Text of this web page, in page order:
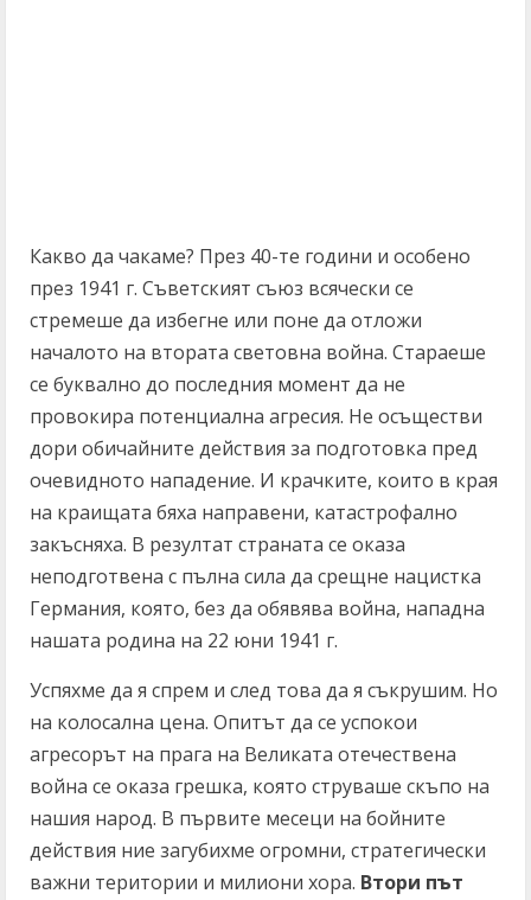
Какво да чакаме? През 40-те години и особено
през 1941 г. Съветският съюз всячески се
стремеше да избегне или поне да отложи
началото на втората световна война. Стараеше
се буквално до последния момент да не
провокира потенциална агресия. Не осъществи
дори обичайните действия за подготовка пред
очевидното нападение. И крачките, които в края
на краищата бяха направени, катастрофално
закъсняха. В резултат страната се оказа
неподготвена с пълна сила да срещне нацистка
Германия, която, без да обявява война, нападна
нашата родина на 22 юни 1941 г.
Успяхме да я спрем и след това да я съкрушим. Но
на колосална цена. Опитът да се успокои
агресорът на прага на Великата отечествена
война се оказа грешка, която струваше скъпо на
нашия народ. В първите месеци на бойните
действия ние загубихме огромни, стратегически
важни територии и милиони хора. Втори път